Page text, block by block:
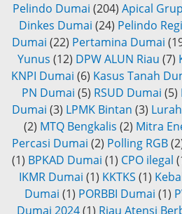
Pelindo Dumai (204) Apical Grup
Dinkes Dumai (24) Pelindo
Dumai (22) Pertamina Dumai
Yunus (12) DPW ALUN Riau (7)
KNPI Dumai (6) Kasus Tanah
PN Dumai (5) RSUD Dumai (5)
Dumai (3) LPMK Bintan (3)
(2) MTQ Bengkalis (2) Mitra
Percasi Dumai (2) Polling RGB
(1) BPKAD Dumai (1) CPO ilegal
IKMR Dumai (1) KKTKS (1)
Dumai (1) PORBBI Dumai (1)
Dumai 2024(1) Riau Atensi